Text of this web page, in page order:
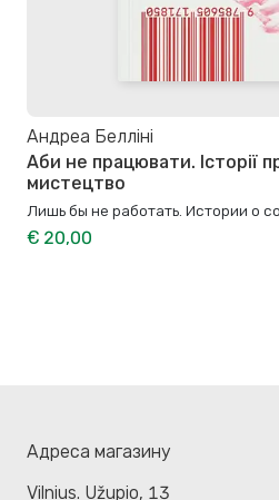
Андреа Белліні
Аби не працювати. Історії
мистецтво
Лишь бы не работать. Истории о
€ 20,00
Адреса магазину
Vilnius. Užupio, 13